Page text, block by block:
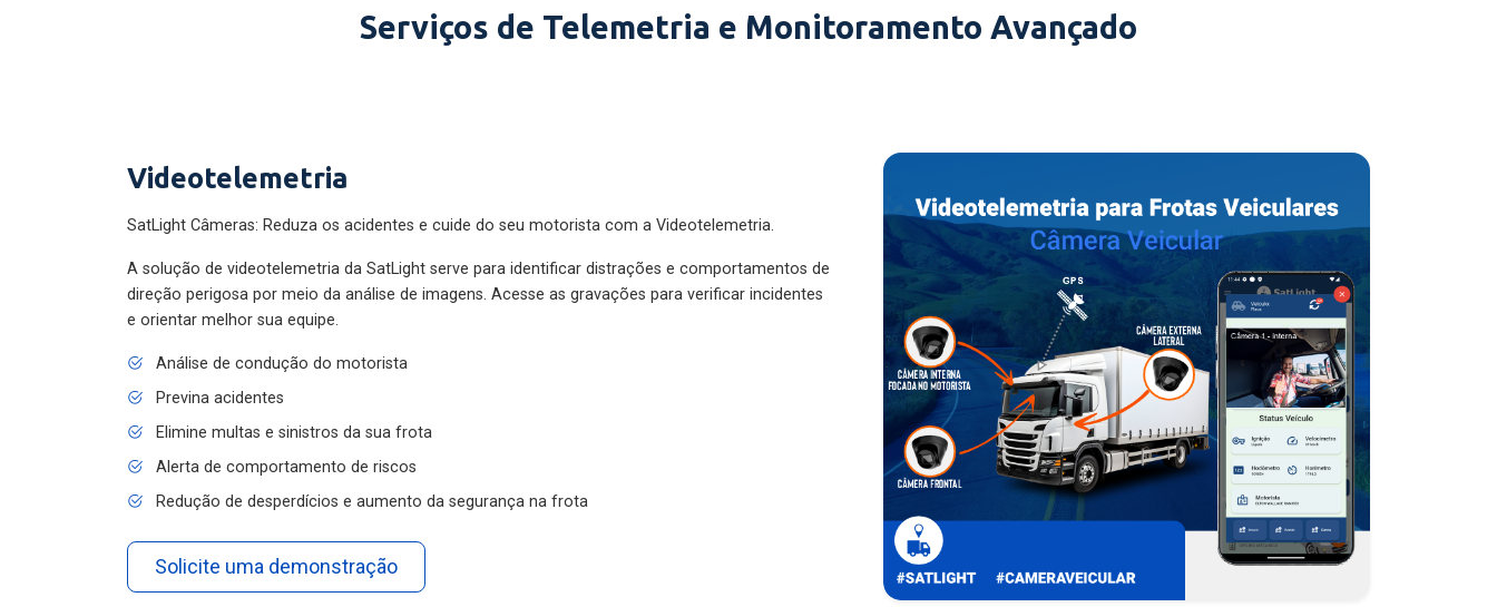
Serviços de Telemetria e Monitoramento Avançado
Videotelemetria
SatLight Câmeras: Reduza os acidentes e cuide do seu motorista com a Videotelemetria.
A solução de videotelemetria da SatLight serve para identificar distrações e comportamentos de
direção perigosa por meio da análise de imagens. Acesse as gravações para verificar incidentes
e orientar melhor sua equipe.
Análise de condução do motorista
Previna acidentes
Elimine multas e sinistros da sua frota
Alerta de comportamento de riscos
Redução de desperdícios e aumento da segurança na frota
Solicite uma demonstração